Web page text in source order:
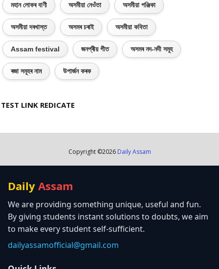
মহান লোকৰ বাণী অসমীয়া নেওঁতা অসমীয়া পঞ্জিকা
অসমীয়া দৰখাস্ত অসমৰ চৰাই অসমীয়া কবিতা
Assam festival জনপ্ৰীয় গীত অসমৰ নদ-নদী সমূহ
ৰজা সমূহৰ নাম উপাৰ্জন কৰক
TEST LINK REDICATE
Copyright ©2026 Daily Assam
Daily Assam
We are providing something unique, useful and fun.
By giving students instant solutions to doubts, we aim
to make every student self-sufficient.
dailyassamofficial@gmail.com